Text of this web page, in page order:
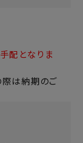
配となりま
際は納期のご